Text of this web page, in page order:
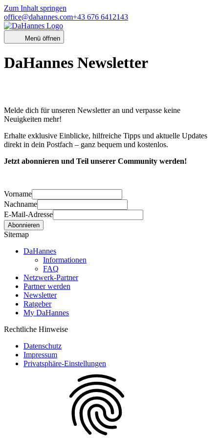
Zum Inhalt springen
office@dahannes.com+43 676 6412143
Menü öffnen
DaHannes Newsletter
Melde dich für unseren Newsletter an und verpasse keine
Neuigkeiten mehr!
Erhalte exklusive Einblicke, hilfreiche Tipps und aktuelle Updates
direkt in dein Postfach – ganz bequem und kostenlos.
Jetzt abonnieren und Teil unserer Community werden!
Vorname
Nachname
E-Mail-Adresse
Sitemap
DaHannes
Informationen
FAQ
Netzwerk-Partner
Partner werden
Newsletter
Ratgeber
My DaHannes
Rechtliche Hinweise
Datenschutz
Impressum
Privatsphäre-Einstellungen